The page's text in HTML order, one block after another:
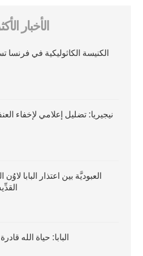
الأخبار
الكنيسة الكاثوليكية في فرنسا
نيجيريا: تضليل إعلامي لإخفاء
العبوديَّة بين اعتذار البابا
البابا: حياة الله